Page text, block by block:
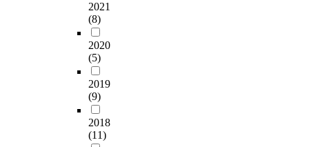
2021
(8)
2020
(5)
2019
(9)
2018
(11)